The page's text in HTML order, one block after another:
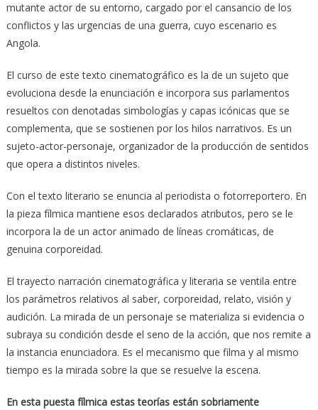
mutante actor de su entorno, cargado por el cansancio de los
conflictos y las urgencias de una guerra, cuyo escenario es
Angola.
El curso de este texto cinematográfico es la de un sujeto que
evoluciona desde la enunciación e incorpora sus parlamentos
resueltos con denotadas simbologías y capas icónicas que se
complementa, que se sostienen por los hilos narrativos. Es un
sujeto-actor-personaje, organizador de la producción de sentidos
que opera a distintos niveles.
Con el texto literario se enuncia al periodista o fotorreportero. En
la pieza fílmica mantiene esos declarados atributos, pero se le
incorpora la de un actor animado de líneas cromáticas, de
genuina corporeidad.
El trayecto narración cinematográfica y literaria se ventila entre
los parámetros relativos al saber, corporeidad, relato, visión y
audición. La mirada de un personaje se materializa si evidencia o
subraya su condición desde el seno de la acción, que nos remite a
la instancia enunciadora. Es el mecanismo que filma y al mismo
tiempo es la mirada sobre la que se resuelve la escena.
En esta puesta fílmica estas teorías están sobriamente